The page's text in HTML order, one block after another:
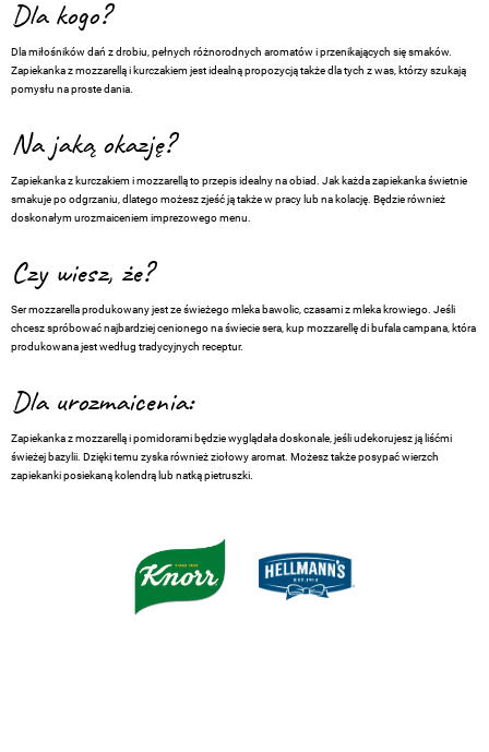
Dla kogo?
Dla miłośników dań z drobiu, pełnych różnorodnych aromatów i przenikających się smaków.
Zapiekanka z mozzarellą i kurczakiem jest idealną propozycją także dla tych z was, którzy szukają
pomysłu na proste dania.
Na jaką okazję?
Zapiekanka z kurczakiem i mozzarellą to przepis idealny na obiad. Jak każda zapiekanka świetnie
smakuje po odgrzaniu, dlatego możesz zjeść ją także w pracy lub na kolację. Będzie również
doskonałym urozmaiceniem imprezowego menu.
Czy wiesz, że?
Ser mozzarella produkowany jest ze świeżego mleka bawolic, czasami z mleka krowiego. Jeśli
chcesz spróbować najbardziej cenionego na świecie sera, kup mozzarellę di bufala campana, która
produkowana jest według tradycyjnych receptur.
Dla urozmaicenia:
Zapiekanka z mozzarellą i pomidorami będzie wyglądała doskonale, jeśli udekorujesz ją liśćmi
świeżej bazylii. Dzięki temu zyska również ziołowy aromat. Możesz także posypać wierzch
zapiekanki posiekaną kolendrą lub natką pietruszki.